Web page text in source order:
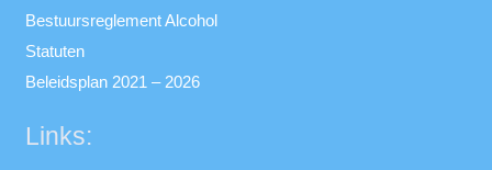
Bestuursreglement Alcohol
Statuten
Beleidsplan 2021 – 2026
Links: